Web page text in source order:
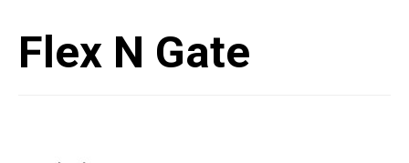
Flex N Gate